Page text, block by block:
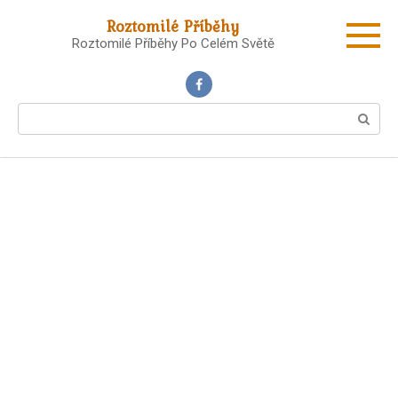
Roztomilé Příběhy
Roztomilé Příběhy Po Celém Světě